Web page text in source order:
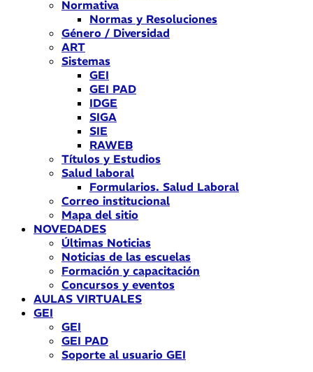
Normativa
Normas y Resoluciones
Género / Diversidad
ART
Sistemas
GEI
GEI PAD
IDGE
SIGA
SIE
RAWEB
Títulos y Estudios
Salud laboral
Formularios. Salud Laboral
Correo institucional
Mapa del sitio
NOVEDADES
Últimas Noticias
Noticias de las escuelas
Formación y capacitación
Concursos y eventos
AULAS VIRTUALES
GEI
GEI
GEI PAD
Soporte al usuario GEI